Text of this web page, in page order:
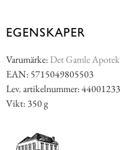
EGENSKAPER
Varumärke: Det Gamle Apotek
EAN: 5715049805503
Lev. artikelnummer: 44001233
Vikt: 350 g